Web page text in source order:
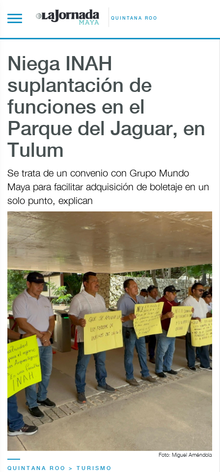
QUINTANA ROO
Niega INAH
suplantación de
funciones en el
Parque del Jaguar, en
Tulum
Se trata de un convenio con Grupo Mundo
Maya para facilitar adquisición de boletaje en un
solo punto, explican
Foto: Miguel Améndola
QUINTANA ROO > TURISMO